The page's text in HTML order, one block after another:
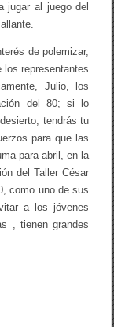
jugar al juego del
de polemizar,
representantes
Julio, los
del 80; si lo
tendrás tu
para que las
para abril, en la
del Taller César
como uno de sus
a los jóvenes
, tienen grandes